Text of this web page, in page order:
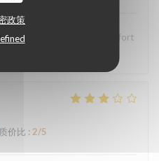
政策
très agréable et fort
质价比 : 2/5